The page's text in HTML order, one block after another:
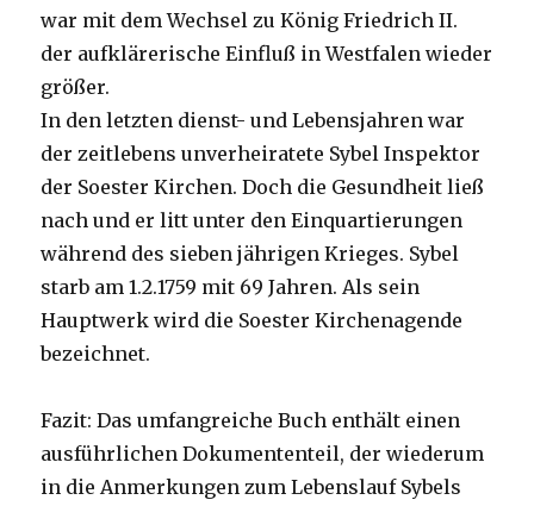
war mit dem Wechsel zu König Friedrich II.
der aufklärerische Einfluß in Westfalen wieder
größer.
In den letzten dienst- und Lebensjahren war
der zeitlebens unverheiratete Sybel Inspektor
der Soester Kirchen. Doch die Gesundheit ließ
nach und er litt unter den Einquartierungen
während des sieben jährigen Krieges. Sybel
starb am 1.2.1759 mit 69 Jahren. Als sein
Hauptwerk wird die Soester Kirchenagende
bezeichnet.
Fazit: Das umfangreiche Buch enthält einen
ausführlichen Dokumententeil, der wiederum
in die Anmerkungen zum Lebenslauf Sybels